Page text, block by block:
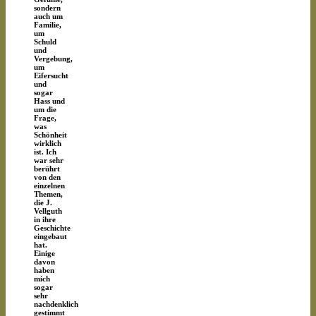
sondern
auch um
Familie,
um
Schuld
und
Vergebung,
um
Eifersucht
und
sogar
Hass und
um die
Frage,
was
Schönheit
wirklich
ist. Ich
war sehr
berührt
von den
einzelnen
Themen,
die J.
Vellguth
in ihre
Geschichte
eingebaut
hat.
Einige
davon
haben
mich
sogar
sehr
nachdenklich
gestimmt